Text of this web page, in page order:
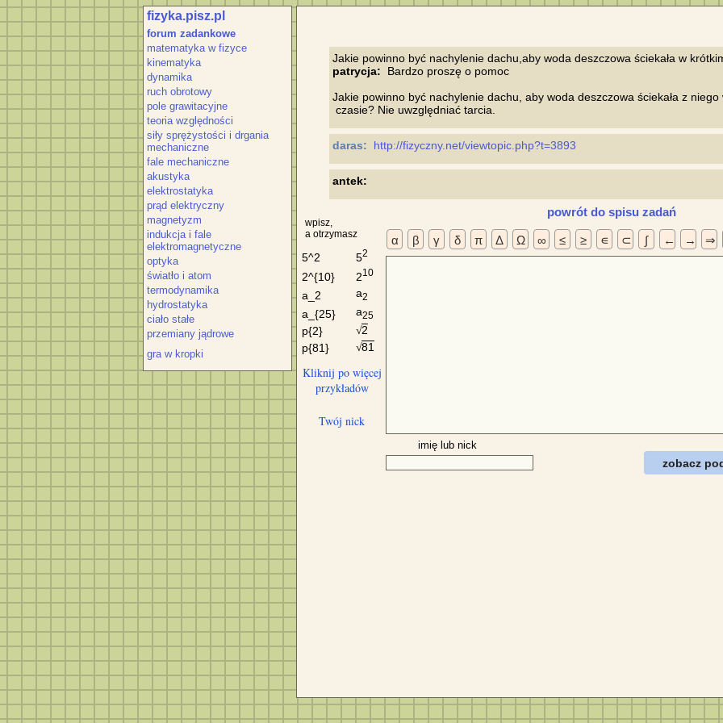
fizyka.pisz.pl
forum zadankowe
matematyka w fizyce
kinematyka
dynamika
ruch obrotowy
pole grawitacyjne
teoria względności
siły sprężystości i drgania
mechaniczne
fale mechaniczne
akustyka
elektrostatyka
prąd elektryczny
magnetyzm
indukcja i fale
elektromagnetyczne
optyka
światło i atom
termodynamika
hydrostatyka
ciało stałe
przemiany jądrowe
gra w kropki
patrycja:
  Bardzo proszę o pomoc
Jakie powinno być nachylenie dachu, aby woda deszczowa ściekała z
daras: http://fizyczny.net/viewtopic.php?t=3893
antek:
powrót do spisu zadań
α β γ δ π Δ Ω ∞ ≤ ≥ ∊ ⊂ ∫ ← → ⇒
imię lub nick
zobacz
wpisz,
a otrzymasz
5^2 52
2^{10} 210
a_2 a2
a_{25} a25
p{2} √2
p{81}
√81
Kliknij po więcej
przykładów
Twój nick